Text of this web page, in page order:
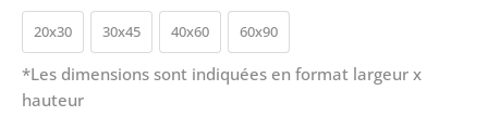
20x30 30x45 40x60 60x90
*Les dimensions sont indiquées en format largeur x
hauteur